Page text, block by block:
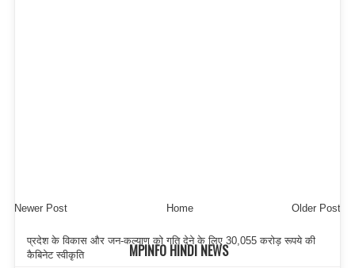
Newer Post Older Post
Home
MPINFO HINDI NEWS
प्रदेश के विकास और जन-कल्याण को गति देने के लिए 30,055 करोड़ रूपये की
कैबिनेट स्वीकृति